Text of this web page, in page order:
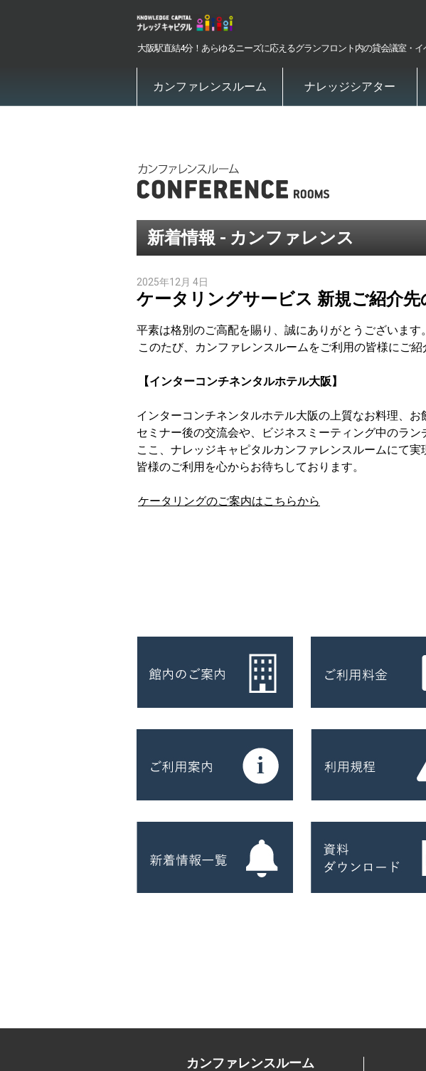
大阪駅直結4分！あらゆるニーズに応えるグランフロント内の貸会議室・
カンファレンスルーム ナレッジシアター
新着情報 - カンファレンス
2025年12月 4日
ケータリングサービス 新規ご紹介
平素は格別のご高配を賜り、誠にありがとうございます。
このたび、カンファレンスルームをご利用の皆様にご
【インターコンチネンタルホテル大阪】
インターコンチネンタルホテル大阪の上質なお料理、
セミナー後の交流会や、ビジネスミーティング中のラ
ここ、ナレッジキャピタルカンファレンスルームにて実
皆様のご利用を心からお待ちしております。
ケータリングのご案内はこちらから
カンファレンスルーム